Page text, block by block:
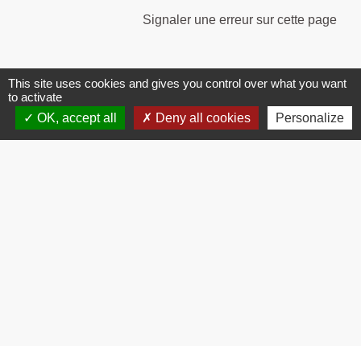
Signaler une erreur sur cette page
Contacts
This site uses cookies and gives you control over what you want
to activate
OK, accept all
Deny all cookies Personalize